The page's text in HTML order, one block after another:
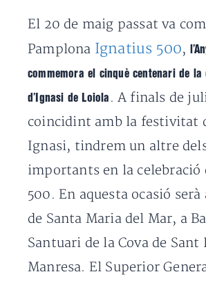
El 20 de maig passat va
Pamplona Ignatius 500,
commemora el cinquè centenari de la
d’Ignasi de Loiola . A finals de
coincidint amb la festivitat
Ignasi, tindrem un altre
importants en la celebració
500. En aquesta ocasió serà
de Santa Maria del Mar, a
Santuari de la Cova de Sant
Manresa. El Superior